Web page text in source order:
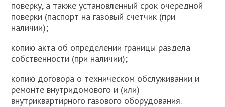
поверку, а также установленный срок очередной
поверки (паспорт на газовый счетчик (при
наличии);
копию акта об определении границы раздела
собственности (при наличии);
копию договора о техническом обслуживании и
ремонте внутридомового и (или)
внутриквартирного газового оборудования.